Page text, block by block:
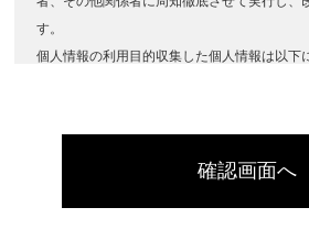
す。
個人情報の利用目的収集した個人情報は以下
・お客様からのご意見、ご要望についてのご
確認画面へ